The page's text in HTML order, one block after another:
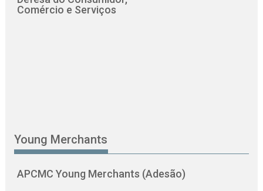
Comércio e Serviços
Young Merchants
APCMC Young Merchants (Adesão)